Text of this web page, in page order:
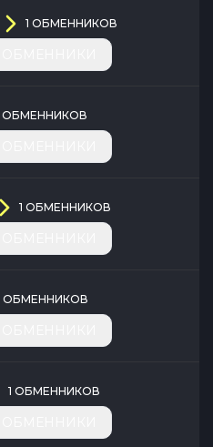
1 ОБМЕННИКОВ
ОБМЕННИКОВ
1 ОБМЕННИКОВ
ОБМЕННИКОВ
1 ОБМЕННИКОВ